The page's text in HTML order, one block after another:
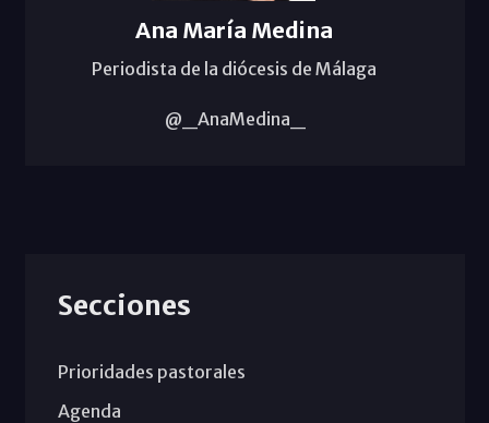
Ana María Medina
Periodista de la diócesis de Málaga
@_AnaMedina_
Secciones
Prioridades pastorales
Agenda